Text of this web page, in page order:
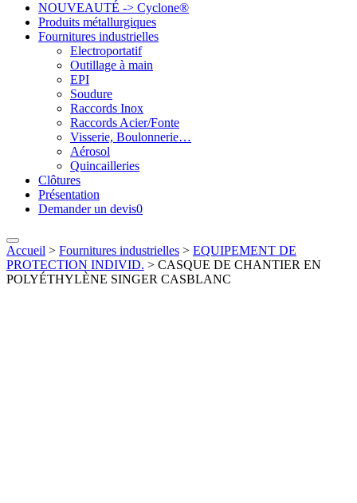
NOUVEAUTÉ -> Cyclone®
Produits métallurgiques
Fournitures industrielles
Electroportatif
Outillage à main
EPI
Soudure
Raccords Inox
Raccords Acier/Fonte
Visserie, Boulonnerie…
Aérosol
Quincailleries
Clôtures
Présentation
Demander un devis0
Accueil > Fournitures industrielles > EQUIPEMENT DE
PROTECTION INDIVID. > CASQUE DE CHANTIER EN
POLYÉTHYLÈNE SINGER CASBLANC